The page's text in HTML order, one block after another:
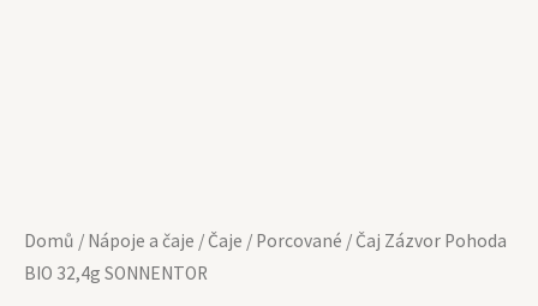
Domů / Nápoje a čaje / Čaje / Porcované / Čaj Zázvor Pohoda
BIO 32,4g SONNENTOR